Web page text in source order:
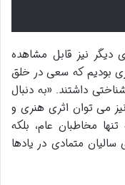
دیگر نیز قابل مشاهده
بودیم که سعی در خلق
داشتند. «به دنبال
می توان اثری هنری و
مخاطبان عام، بلکه
متمادی در یادها